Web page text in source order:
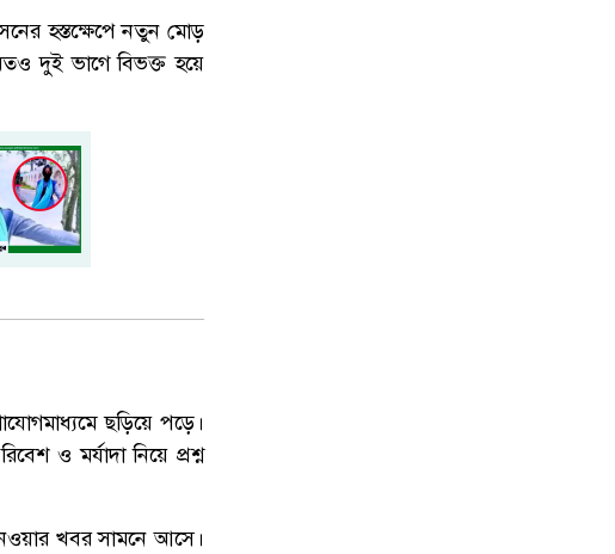
হস্তক্ষেপে নতুন মোড়
দুই ভাগে বিভক্ত হয়ে
ছড়িয়ে পড়ে।
ও মর্যাদা নিয়ে প্রশ্ন
নেওয়ার খবর সামনে আসে।